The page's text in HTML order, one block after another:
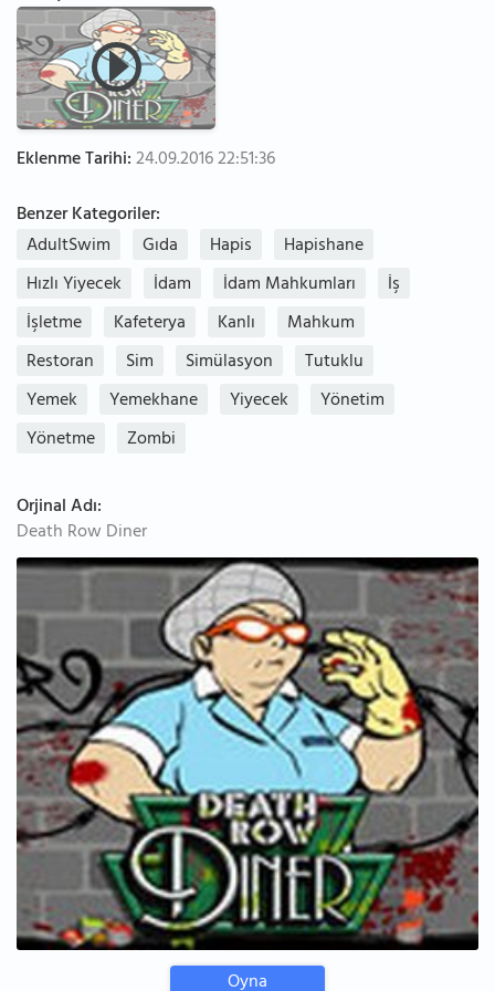
Eklenme Tarihi:24.09.2016 22:51:36
Benzer Kategoriler:
AdultSwim
Gıda Hapis
Hapishane
Hızlı Yiyecek
İdam İdam Mahkumları
İş
İşletme
Kafeterya Kanlı
Mahkum
Restoran
Sim Simülasyon
Tutuklu
Yemek
Yemekhane Yiyecek
Yönetim
Yönetme
Zombi
Orjinal Adı:
Death Row Diner
Oyna